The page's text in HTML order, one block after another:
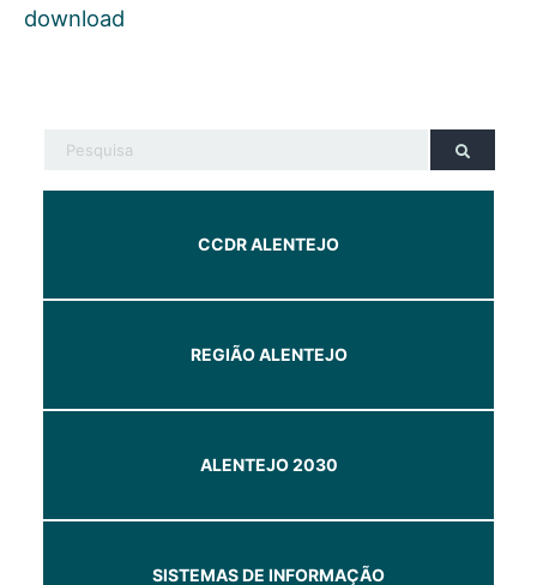
download
CCDR ALENTEJO
REGIÃO ALENTEJO
ALENTEJO 2030
SISTEMAS DE INFORMAÇÃO